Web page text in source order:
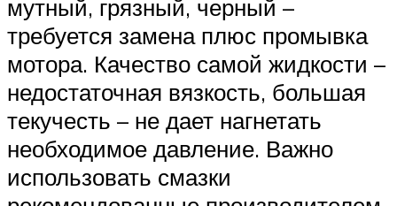
мутный, грязный, черный –
требуется замена плюс промывка
мотора. Качество самой жидкости –
недостаточная вязкость, большая
текучесть – не дает нагнетать
необходимое давление. Важно
использовать смазки